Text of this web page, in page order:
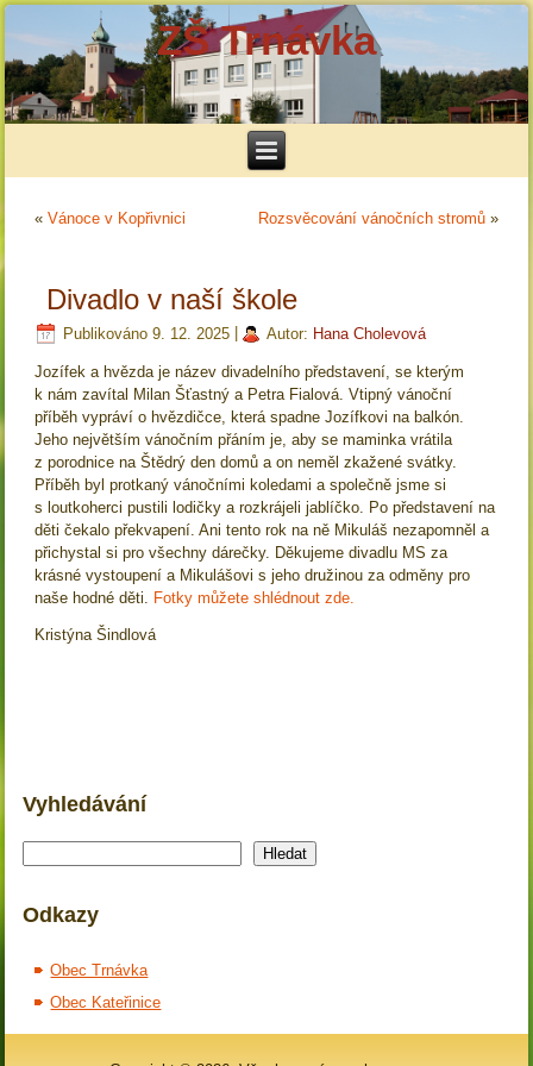
ZŠ Trnávka
«Vánoce v Kopřivnici Rozsvěcování vánočních stromů»
Divadlo v naší škole
Publikováno 9. 12. 2025 Autor: Hana Cholevová
Jozífek a hvězda je název divadelního představení, se kterým
k nám zavítal Milan Šťastný a Petra Fialová. Vtipný vánoční
příběh vypráví o hvězdičce, která spadne Jozífkovi na balkón.
Jeho největším vánočním přáním je, aby se maminka vrátila
z porodnice na Štědrý den domů a on neměl zkažené svátky.
Příběh byl protkaný vánočními koledami a společně jsme si
s loutkoherci pustili lodičky a rozkrájeli jablíčko. Po představení na
děti čekalo překvapení. Ani tento rok na ně Mikuláš nezapomněl a
přichystal si pro všechny dárečky. Děkujeme divadlu MS za
krásné vystoupení a Mikulášovi s jeho družinou za odměny pro
naše hodné děti. Fotky můžete shlédnout zde.
Kristýna Šindlová
Vyhledávání
Hledat
Odkazy
Obec Trnávka
Obec Kateřinice